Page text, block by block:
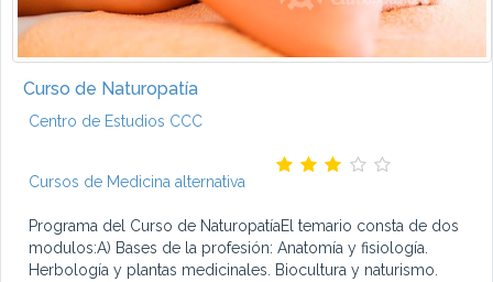
Curso de Naturopatía
Centro de Estudios CCC
Cursos de Medicina alternativa
Programa del Curso de NaturopatíaEl temario consta de dos
modulos:A) Bases de la profesión: Anatomía y fisiología.
Herbología y plantas medicinales. Biocultura y naturismo.